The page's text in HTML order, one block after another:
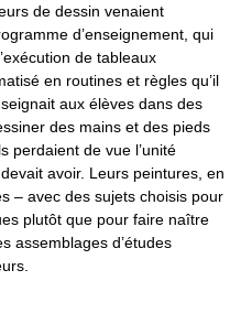
de dessin venaient
d’enseignement, qui
de tableaux
en routines et règles qu’il
aux élèves dans des
des mains et des pieds
perdaient de vue l’unité
avoir. Leurs peintures, en
– avec des sujets choisis pour
plutôt que pour faire naître
assemblages d’études